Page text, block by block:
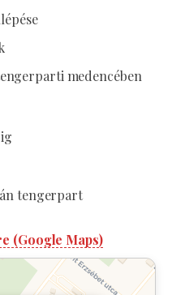
medencében
tengerpart
(Google Maps)